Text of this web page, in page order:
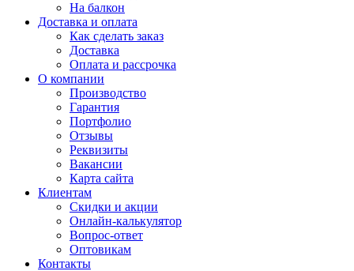
На балкон
Доставка и оплата
Как сделать заказ
Доставка
Оплата и рассрочка
О компании
Производство
Гарантия
Портфолио
Отзывы
Реквизиты
Вакансии
Карта сайта
Клиентам
Скидки и акции
Онлайн-калькулятор
Вопрос-ответ
Оптовикам
Контакты